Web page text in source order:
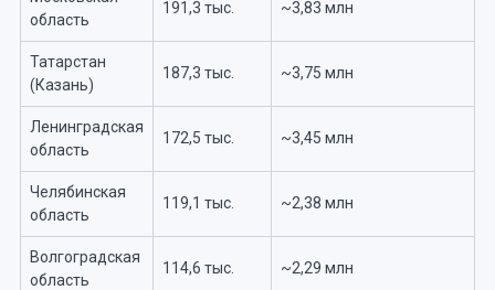
область
191,3 тыс. ~3,83 млн
Татарстан
(Казань)
187,3 тыс. ~3,75 млн
Ленинградская
область
172,5 тыс. ~3,45 млн
Челябинская
область
119,1 тыс. ~2,38 млн
Волгоградская
область
114,6 тыс. ~2,29 млн